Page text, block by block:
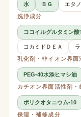
水 ＢＧ
エタ
洗浄成分
ココイルグルタミン酸
コカミドＤＥＡ
乳化剤・非イオン界面
PEG-40水添ヒマシ油
カチオン界面活性剤・
ポリクオタニウム-10
保湿・補修成分